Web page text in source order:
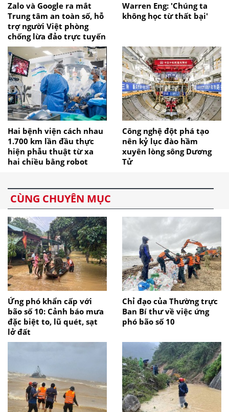
Zalo và Google ra mắt
Trung tâm an toàn số, hỗ
trợ người Việt phòng
chống lừa đảo trực tuyến
Warren Eng: 'Chúng ta
không học từ thất bại'
Hai bệnh viện cách nhau
1.700 km lần đầu thực
hiện phẫu thuật từ xa
hai chiều bằng robot
Công nghệ đột phá tạo
nên kỷ lục đào hầm
xuyên lòng sông Dương
Tử
CÙNG CHUYÊN MỤC
Ứng phó khẩn cấp với
bão số 10: Cảnh báo mưa
đặc biệt to, lũ quét, sạt
lở đất
Chỉ đạo của Thường trực
Ban Bí thư về việc ứng
phó bão số 10